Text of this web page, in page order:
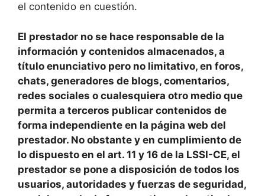
el contenido en cuestión.
El prestador no se hace responsable de la
información y contenidos almacenados, a
título enunciativo pero no limitativo, en foros,
chats, generadores de blogs, comentarios,
redes sociales o cualesquiera otro medio que
permita a terceros publicar contenidos de
forma independiente en la página web del
prestador. No obstante y en cumplimiento de
lo dispuesto en el art. 11 y 16 de la LSSI-CE, el
prestador se pone a disposición de todos los
usuarios, autoridades y fuerzas de seguridad,